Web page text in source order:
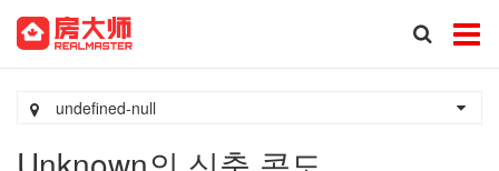
undefined-null